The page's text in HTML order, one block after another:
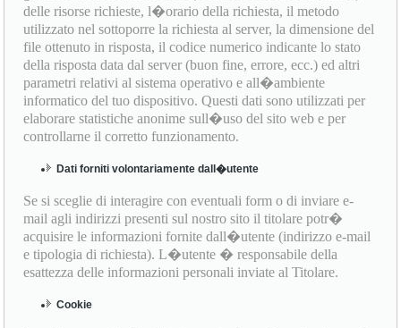
delle risorse richieste, l�orario della richiesta, il metodo
utilizzato nel sottoporre la richiesta al server, la dimensione del
file ottenuto in risposta, il codice numerico indicante lo stato
della risposta data dal server (buon fine, errore, ecc.) ed altri
parametri relativi al sistema operativo e all�ambiente
informatico del tuo dispositivo. Questi dati sono utilizzati per
elaborare statistiche anonime sull�uso del sito web e per
controllarne il corretto funzionamento.
Dati forniti volontariamente dall�utente
Se si sceglie di interagire con eventuali form o di inviare e-
mail agli indirizzi presenti sul nostro sito il titolare potr�
acquisire le informazioni fornite dall�utente (indirizzo e-mail
e tipologia di richiesta). L�utente � responsabile della
esattezza delle informazioni personali inviate al Titolare.
Cookie